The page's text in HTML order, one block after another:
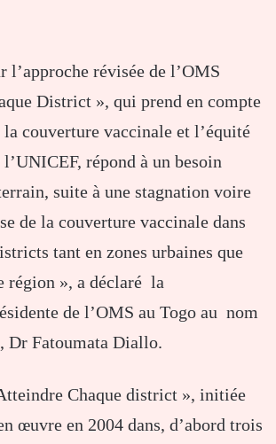
l’approche révisée de l’OMS
District », qui prend en compte
couverture vaccinale et l’équité
répond à un besoin
suite à une stagnation voire
de la couverture vaccinale dans
tant en zones urbaines que
région », a déclaré la
de l’OMS au Togo au nom
Dr Fatoumata Diallo.
Chaque district », initiée
œuvre en 2004 dans, d’abord trois